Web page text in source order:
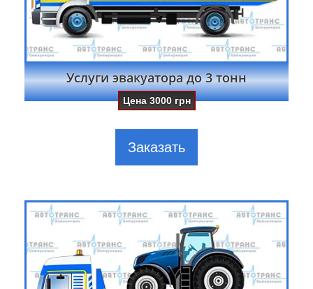
Услуги эвакуатора до 3 тонн
Цена3000 грн
Заказать